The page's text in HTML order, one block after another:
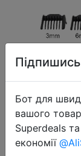
Бот для
вашого
Superdeals та
економії